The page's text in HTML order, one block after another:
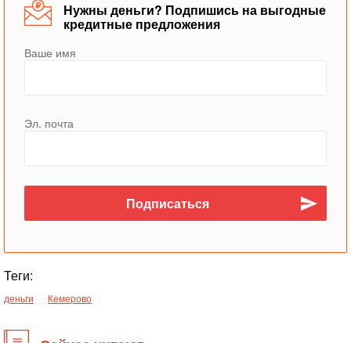
Нужны деньги? Подпишись на выгодные
кредитные предложения
Ваше имя
Эл. почта
Теги:
деньги Кемерово